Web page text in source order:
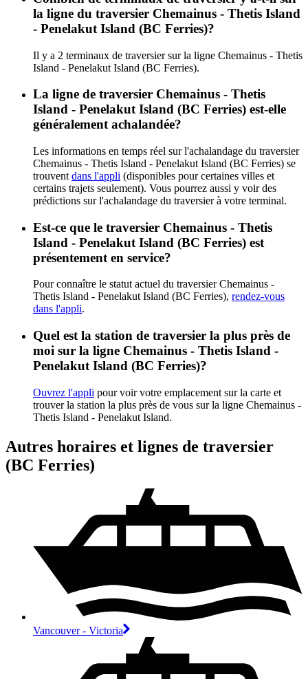
la ligne du traversier Chemainus - Thetis Island
- Penelakut Island (BC Ferries)?
Il y a 2 terminaux de traversier sur la ligne Chemainus - Thetis
Island - Penelakut Island (BC Ferries).
La ligne de traversier Chemainus - Thetis
Island - Penelakut Island (BC Ferries) est-elle
généralement achalandée?
Les informations en temps réel sur l'achalandage du traversier
Chemainus - Thetis Island - Penelakut Island (BC Ferries) se
trouvent dans l'appli (disponibles pour certaines villes et
certains trajets seulement). Vous pourrez aussi y voir des
prédictions sur l'achalandage du traversier à votre terminal.
Est-ce que le traversier Chemainus - Thetis
Island - Penelakut Island (BC Ferries) est
présentement en service?
Pour connaître le statut actuel du traversier Chemainus -
Thetis Island - Penelakut Island (BC Ferries), rendez-vous
dans l'appli.
Quel est la station de traversier la plus près de
moi sur la ligne Chemainus - Thetis Island -
Penelakut Island (BC Ferries)?
Ouvrez l'appli pour voir votre emplacement sur la carte et
trouver la station la plus près de vous sur la ligne Chemainus -
Thetis Island - Penelakut Island.
Autres horaires et lignes de traversier
(BC Ferries)
Vancouver - Victoria